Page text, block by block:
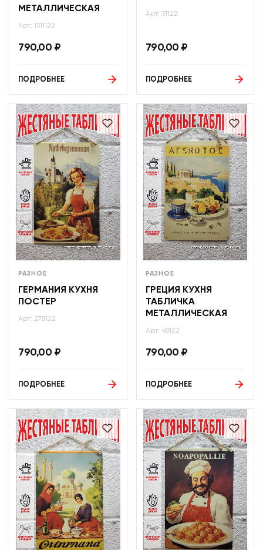
МЕТАЛЛИЧЕСКАЯ
Арт: 1311122
790,00 ₽
ПОДРОБНЕЕ
Арт: 31122
790,00 ₽
ПОДРОБНЕЕ
РАЗНОЕ
ГЕРМАНИЯ КУХНЯ
ПОСТЕР
Арт: 278122
790,00 ₽
ПОДРОБНЕЕ
РАЗНОЕ
ГРЕЦИЯ КУХНЯ
ТАБЛИЧКА
МЕТАЛЛИЧЕСКАЯ
Арт: 48122
790,00 ₽
ПОДРОБНЕЕ